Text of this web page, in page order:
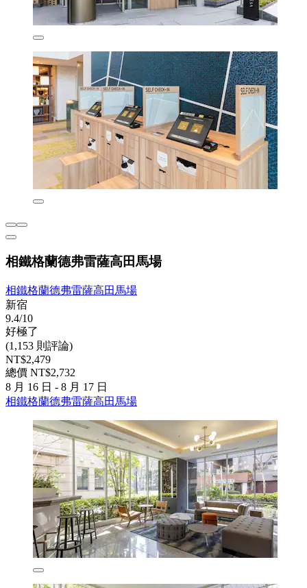
相鐵格蘭德弗雷薩高田馬場
相鐵格蘭德弗雷薩高田馬場
新宿
9.4/10
好極了
(1,153 則評論)
NT$2,479
總價 NT$2,732
8 月 16 日 - 8 月 17 日
相鐵格蘭德弗雷薩高田馬場